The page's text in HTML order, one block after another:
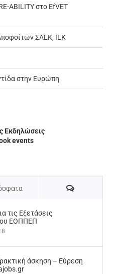
ABILITY στο EfVET
ΣΑΕΚ, ΙΕΚ
στην Ευρώπη
Εκδηλώσεις
events
Σχόλια
τις Εξετάσεις
ΕΟΠΠΕΠ
άσκηση – Εύρεση